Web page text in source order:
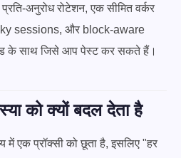
अनुरोध रोटेशन, एक सीमित वर्कर
sessions, और block-aware
के साथ जिसे आप पेस्ट कर सकते हैं।
को क्यों बदल देता है
एक प्रॉक्सी को छूता है, इसलिए "हर